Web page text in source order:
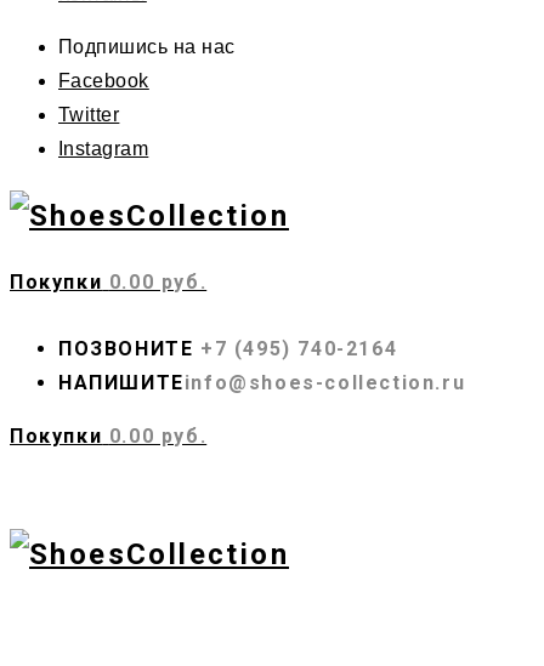
Подпишись на нас
Facebook
Twitter
Instagram
Покупки 0.00 руб.
ПОЗВОНИТЕ +7 (495) 740-2164
НАПИШИТЕinfo@shoes-collection.ru
Покупки 0.00 руб.